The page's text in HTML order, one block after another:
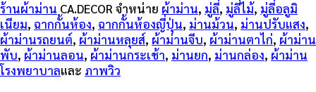
ร้านผ้าม่าน CA.DECOR จำหน่าย ผ้าม่าน, มู่ลี่, มู่ลี่ไม้, มู่ลี่อลูมิ
เนียม, ฉากกั้นห้อง, ฉากกั้นห้องญี่ปุ่น, ม่านม้วน, ม่านปรับแสง,
ผ้าม่านรถยนต์, ผ้าม่านหลุยส์, ผ้าม่านจีบ, ผ้าม่านตาไก่, ผ้าม่าน
พับ, ผ้าม่านลอน, ผ้าม่านกระเช้า, ม่านยก, ม่านกล่อง, ผ้าม่าน
โรงพยาบาลและ ภาพวิว